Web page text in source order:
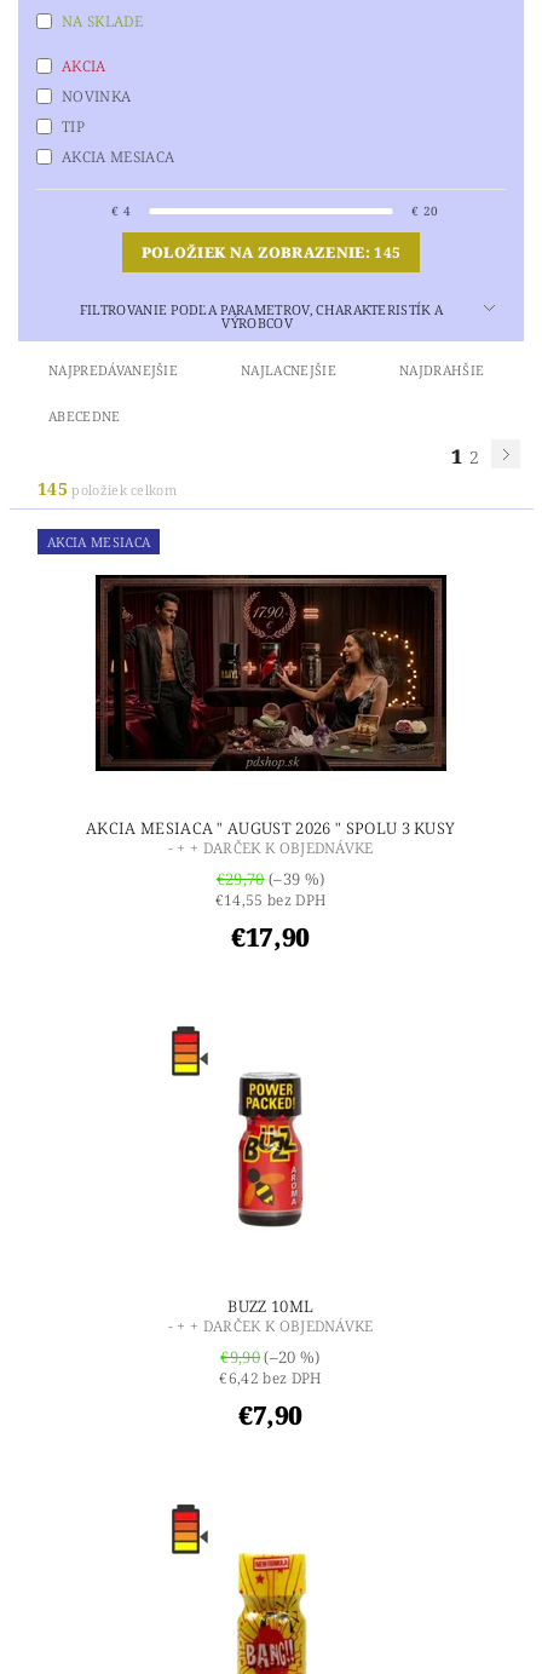
NA SKLADE
AKCIA
NOVINKA
TIP
AKCIA MESIACA
€ 4 € 20
POLOŽIEK NA ZOBRAZENIE:145
FILTROVANIE PODĽA PARAMETROV, CHARAKTERISTÍK A
VÝROBCOV
NAJPREDÁVANEJŠIE NAJLACNEJŠIE NAJDRAHŠIE
ABECEDNE
1 2
145 položiek celkom
AKCIA MESIACA
AKCIA MESIACA " AUGUST 2026 " SPOLU 3 KUSY
- + + DARČEK K OBJEDNÁVKE
€29,70(–39 %)
€14,55 bez DPH
€17,90
BUZZ 10ML
- + + DARČEK K OBJEDNÁVKE
€9,90(–20 %)
€6,42 bez DPH
€7,90